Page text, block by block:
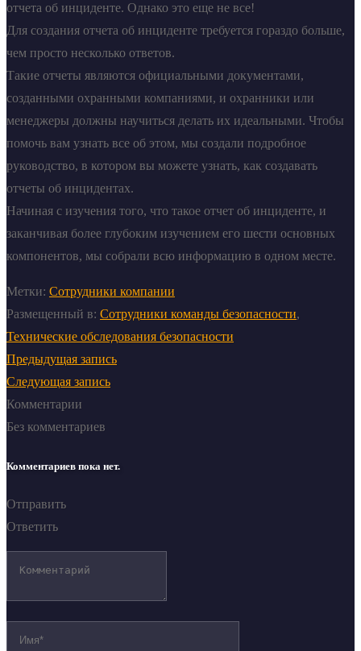
отчета об инциденте. Однако это еще не все!
Для создания отчета об инциденте требуется гораздо больше,
чем просто несколько ответов.
Такие отчеты являются официальными документами,
созданными охранными компаниями, и охранники или
менеджеры должны научиться делать их идеальными. Чтобы
помочь вам узнать все об этом, мы создали подробное
руководство, в котором вы можете узнать, как создавать
отчеты об инцидентах.
Начиная с изучения того, что такое отчет об инциденте, и
заканчивая более глубоким изучением его шести основных
компонентов, мы собрали всю информацию в одном месте.
Метки: Сотрудники компании
Размещенный в: Сотрудники команды безопасности,
Технические обследования безопасности
Предыдущая запись
Следующая запись
Комментарии
Без комментариев
Комментариев пока нет.
Отправить
Ответить